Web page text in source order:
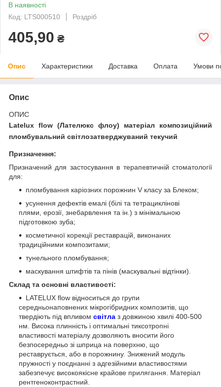
В наявності
Код: LTS000510
Роздріб
405,90 ₴
Опис Характеристики Доставка Оплата Умови
Опис
ОПИС
Latelux flow (Лателюкс флоу) матеріал композиційний
пломбувальний світлозатверджуваний текучий
Призначення:
Призначений для застосування в терапевтичній стоматології
для:
пломбування каріозних порожнин V класу за Блеком;
усунення дефектів емалі (білі та тетрациклінові
плями, ерозії, знебарвлення та ін.) з мінімальною
підготовкою зуба;
косметичної корекції реставрацій, виконаних
традиційними композитами;
тунельного пломбування;
маскування штифтів та пінів (маскувальні відтінки).
Склад та основні властивості:
LATELUX flow відноситься до групи
середньонаповнених мікрогібридних композитів, що
твердіють під впливом світла з довжиною хвилі 400-500
нм. Висока плинність і оптимальні тиксотропні
властивості матеріалу дозволяють вносити його
безпосередньо зі шприца на поверхню, що
реставрується, або в порожнину. Знижений модуль
пружності у поєднанні з адгезійними властивостями
забезпечує високоякісне крайове прилягання. Матеріал
рентгеноконтрастний.